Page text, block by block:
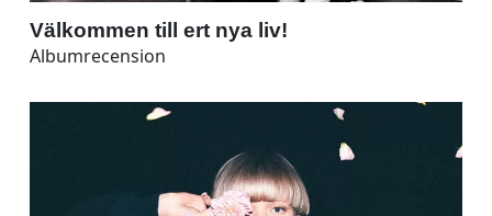
Välkommen till ert nya liv!
Albumrecension